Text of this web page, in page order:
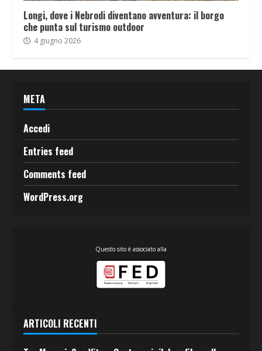
Longi, dove i Nebrodi diventano avventura: il borgo
che punta sul turismo outdoor
4 giugno 2026
META
Accedi
Entries feed
Comments feed
WordPress.org
Questo sito è associato alla
ARTICOLI RECENTI